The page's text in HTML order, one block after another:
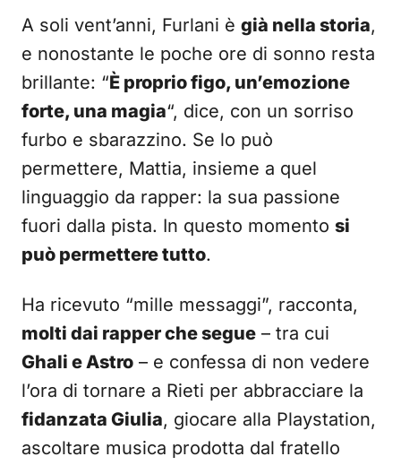
A soli vent’anni, Furlani è già nella storia,
e nonostante le poche ore di sonno resta
brillante: “È proprio figo, un’emozione
forte, una magia“, dice, con un sorriso
furbo e sbarazzino. Se lo può
permettere, Mattia, insieme a quel
linguaggio da rapper: la sua passione
fuori dalla pista. In questo momento si
può permettere tutto.
Ha ricevuto “mille messaggi”, racconta,
molti dai rapper che segue – tra cui
Ghali e Astro – e confessa di non vedere
l’ora di tornare a Rieti per abbracciare la
fidanzata Giulia, giocare alla Playstation,
ascoltare musica prodotta dal fratello